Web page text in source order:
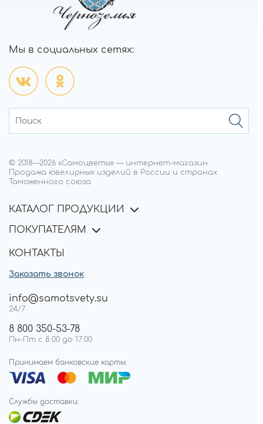
Мы в социальных сетях:
© 2018—2026 «Самоцветы» — интернет-магазин.
Продажа ювелирных изделий в России и странах
Таможенного союза
КАТАЛОГ ПРОДУКЦИИ
ПОКУПАТЕЛЯМ
КОНТАКТЫ
Заказать звонок
info@samotsvety.su
24/7
8 800 350-53-78
Пн-Пт с 8:00 до 17:00
Принимаем банковские карты:
Службы доставки: